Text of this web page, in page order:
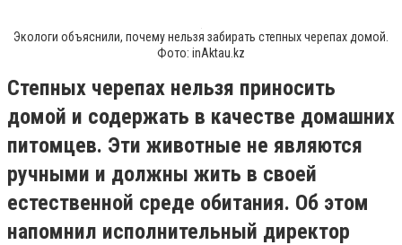
Экологи объяснили, почему нельзя забирать степных черепах домой.
Фото: inAktau.kz
Степных черепах нельзя приносить
домой и содержать в качестве домашних
питомцев. Эти животные не являются
ручными и должны жить в своей
естественной среде обитания. Об этом
напомнил исполнительный директор